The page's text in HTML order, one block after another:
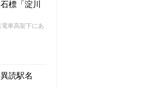
標「淀川
車高架下にあ
読駅名